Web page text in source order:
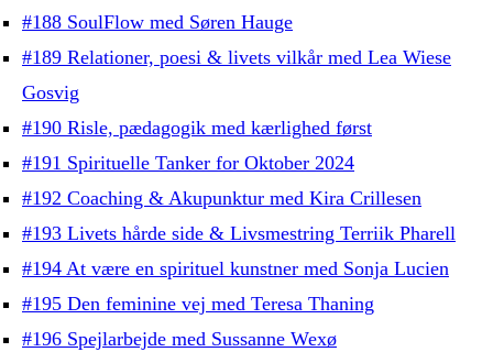
#188 SoulFlow med Søren Hauge
#189 Relationer, poesi & livets vilkår med Lea Wiese
Gosvig
#190 Risle, pædagogik med kærlighed først
#191 Spirituelle Tanker for Oktober 2024
#192 Coaching & Akupunktur med Kira Crillesen
#193 Livets hårde side & Livsmestring Terriik Pharell
#194 At være en spirituel kunstner med Sonja Lucien
#195 Den feminine vej med Teresa Thaning
#196 Spejlarbejde med Sussanne Wexø